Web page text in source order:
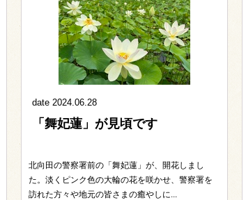
date 2024.06.28
「舞妃蓮」が見頃です
北向田の警察署前の「舞妃蓮」が、開花しまし
た。淡くピンク色の大輪の花を咲かせ、警察署を
訪れた方々や地元の皆さまの癒やしに...